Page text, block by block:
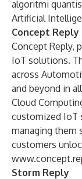
algoritmi
Artificial
Concept Reply
Concept Reply,
IoT solutions.
across
and beyond in
Cloud
customized IoT
managing them
customers
Storm Reply